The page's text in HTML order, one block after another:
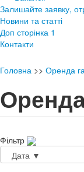
Залишайте заявку,
Новини та статті
Доп сторінка 1
Контакти
Головна >> Оренда
Оренда
Фільтр